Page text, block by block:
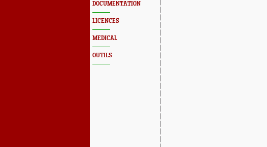
DOCUMENTATION
LICENCES
MEDICAL
OUTILS